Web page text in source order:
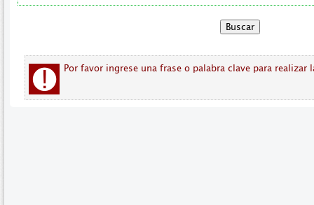
Por favor ingrese una frase o palabra clave para realizar